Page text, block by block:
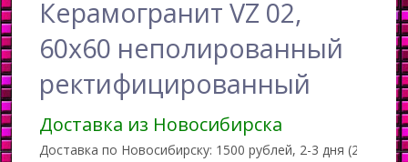
Керамогранит VZ 02,
60x60 неполированный
ректифицированный
Доставка из Новосибирска
Доставка по Новосибирску: 1500 рублей, 2-3 дня (2